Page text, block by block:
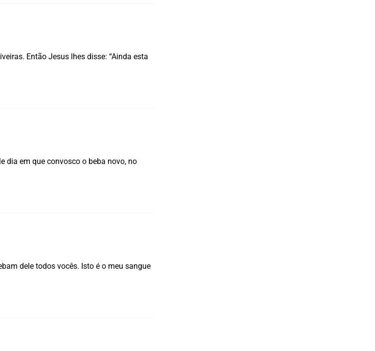
Então Jesus lhes disse: “Ainda esta
dia em que convosco o beba novo, no
dele todos vocês. Isto é o meu sangue